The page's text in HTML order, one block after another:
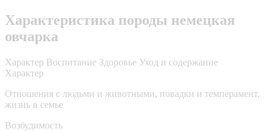
Характеристика породы немецкая
овчарка
Характер Воспитание Здоровье Уход и содержание
Характер
Отношения с людьми и животными, повадки и темперамент,
жизнь в семье
Возбудимость